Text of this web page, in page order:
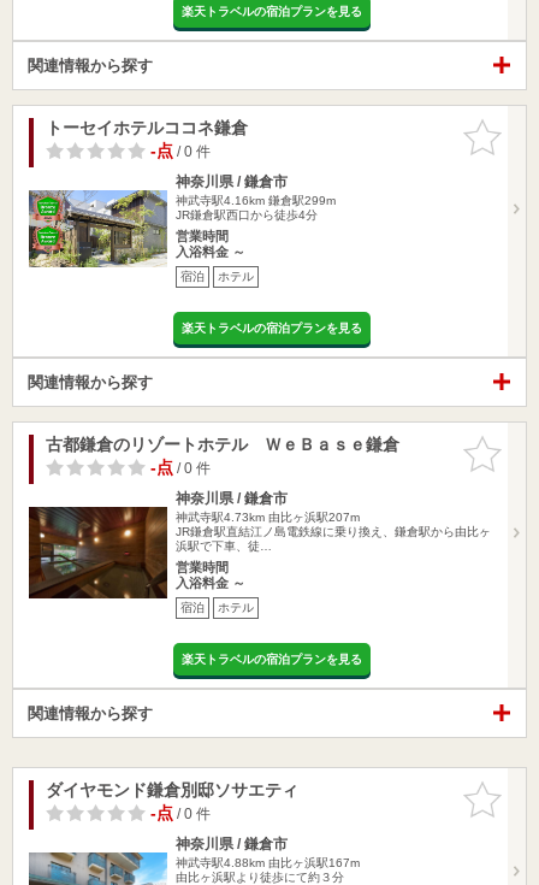
楽天トラベルの宿泊プランを見る
関連情報から探す
お気に入
りに追加
トーセイホテルココネ鎌倉
-点/ 0 件
神奈川県 / 鎌倉市
神武寺駅4.16km 鎌倉駅299m
JR鎌倉駅西口から徒歩4分
営業時間
入浴料金 ～
宿泊 ホテル
楽天トラベルの宿泊プランを見る
関連情報から探す
お気に入
りに追加
古都鎌倉のリゾートホテル ＷｅＢａｓｅ鎌倉
-点/ 0 件
神奈川県 / 鎌倉市
神武寺駅4.73km 由比ヶ浜駅207m
JR鎌倉駅直結江ノ島電鉄線に乗り換え、鎌倉駅から由比ヶ
浜駅で下車、徒…
営業時間
入浴料金 ～
宿泊 ホテル
楽天トラベルの宿泊プランを見る
関連情報から探す
お気に入
りに追加
ダイヤモンド鎌倉別邸ソサエティ
-点/ 0 件
神奈川県 / 鎌倉市
神武寺駅4.88km 由比ヶ浜駅167m
由比ヶ浜駅より徒歩にて約３分